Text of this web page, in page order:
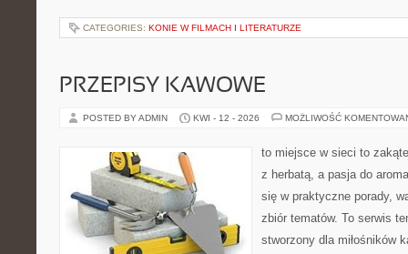
CATEGORIES: KONIE W FILMACH I LITERATURZE
PRZEPISY KAWOWE
POSTED BY ADMIN KWI - 12 - 2026 MOŻLIWOŚĆ
to miejsce w sieci to
z herbatą, a pasja do
się w praktyczne porady,
zbiór tematów. To serwis
stworzony dla miłośników